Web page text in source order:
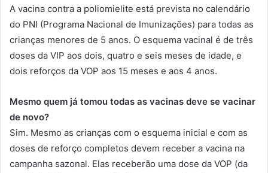
A vacina contra a poliomielite está prevista no calendário
do PNI (Programa Nacional de Imunizações) para todas as
crianças menores de 5 anos. O esquema vacinal é de três
doses da VIP aos dois, quatro e seis meses de idade, e
dois reforços da VOP aos 15 meses e aos 4 anos.
Mesmo quem já tomou todas as vacinas deve se vacinar
de novo?
Sim. Mesmo as crianças com o esquema inicial e com as
doses de reforço completos devem receber a vacina na
campanha sazonal. Elas receberão uma dose da VOP (da